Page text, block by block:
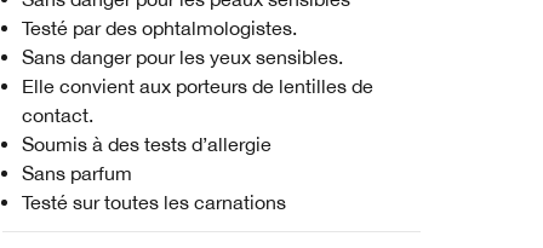
Testé par des ophtalmologistes.
Sans danger pour les yeux sensibles.
Elle convient aux porteurs de lentilles de
contact.
Soumis à des tests d’allergie
Sans parfum
Testé sur toutes les carnations